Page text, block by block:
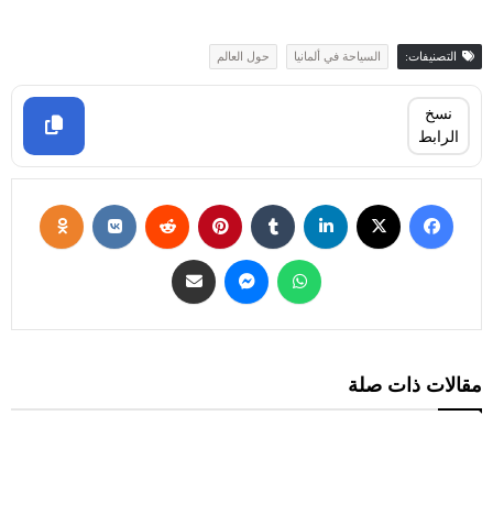
التصنيفات: السياحة في ألمانيا حول العالم
نسخ
الرابط
مقالات ذات صلة